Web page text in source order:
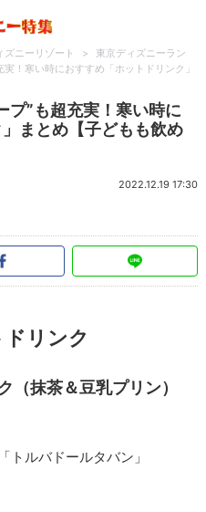
ズニーリゾート >
東京ディズニーラン
実！寒い時におすすめ「ホットドリンク」
プ”も超充実！寒い時に
まとめ【子どもも飲め
2022.12.19 17:30
リンク
（抹茶＆豆乳プリン）
トルバドールタバン」